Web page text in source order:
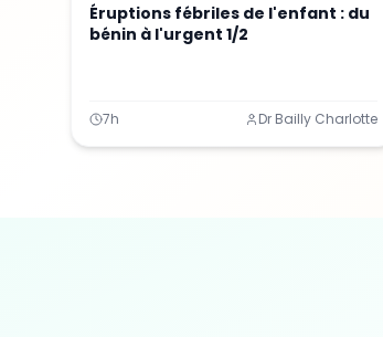
Éruptions fébriles de l'enfant : du
bénin à l'urgent 1/2
7h Dr Bailly Charlotte